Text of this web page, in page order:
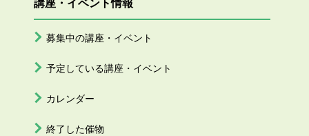
講座・イベント情報
募集中の講座・イベント
予定している講座・イベント
カレンダー
終了した催物